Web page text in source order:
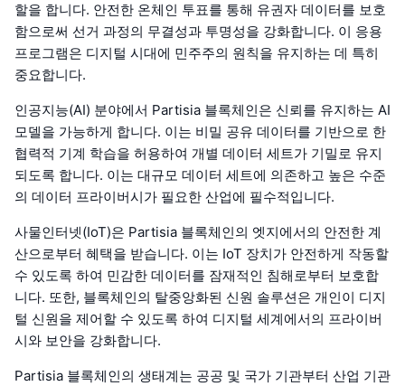
할을 합니다. 안전한 온체인 투표를 통해 유권자 데이터를 보호
함으로써 선거 과정의 무결성과 투명성을 강화합니다. 이 응용
프로그램은 디지털 시대에 민주주의 원칙을 유지하는 데 특히
중요합니다.
인공지능(AI) 분야에서 Partisia 블록체인은 신뢰를 유지하는 AI
모델을 가능하게 합니다. 이는 비밀 공유 데이터를 기반으로 한
협력적 기계 학습을 허용하여 개별 데이터 세트가 기밀로 유지
되도록 합니다. 이는 대규모 데이터 세트에 의존하고 높은 수준
의 데이터 프라이버시가 필요한 산업에 필수적입니다.
사물인터넷(IoT)은 Partisia 블록체인의 엣지에서의 안전한 계
산으로부터 혜택을 받습니다. 이는 IoT 장치가 안전하게 작동할
수 있도록 하여 민감한 데이터를 잠재적인 침해로부터 보호합
니다. 또한, 블록체인의 탈중앙화된 신원 솔루션은 개인이 디지
털 신원을 제어할 수 있도록 하여 디지털 세계에서의 프라이버
시와 보안을 강화합니다.
Partisia 블록체인의 생태계는 공공 및 국가 기관부터 산업 기관